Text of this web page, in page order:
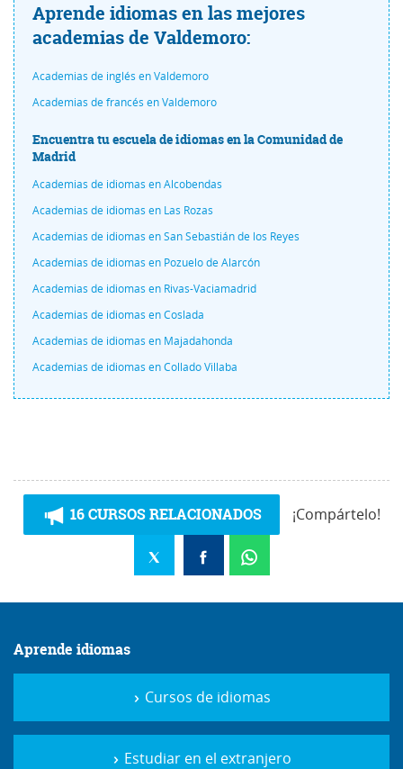
Aprende idiomas en las mejores
academias de Valdemoro:
Academias de inglés en Valdemoro
Academias de francés en Valdemoro
Encuentra tu escuela de idiomas en la Comunidad de
Madrid
Academias de idiomas en Alcobendas
Academias de idiomas en Las Rozas
Academias de idiomas en San Sebastián de los Reyes
Academias de idiomas en Pozuelo de Alarcón
Academias de idiomas en Rivas-Vaciamadrid
Academias de idiomas en Coslada
Academias de idiomas en Majadahonda
Academias de idiomas en Collado Villaba
16 CURSOS RELACIONADOS ¡Compártelo!
Aprende idiomas
Cursos de idiomas
Estudiar en el extranjero